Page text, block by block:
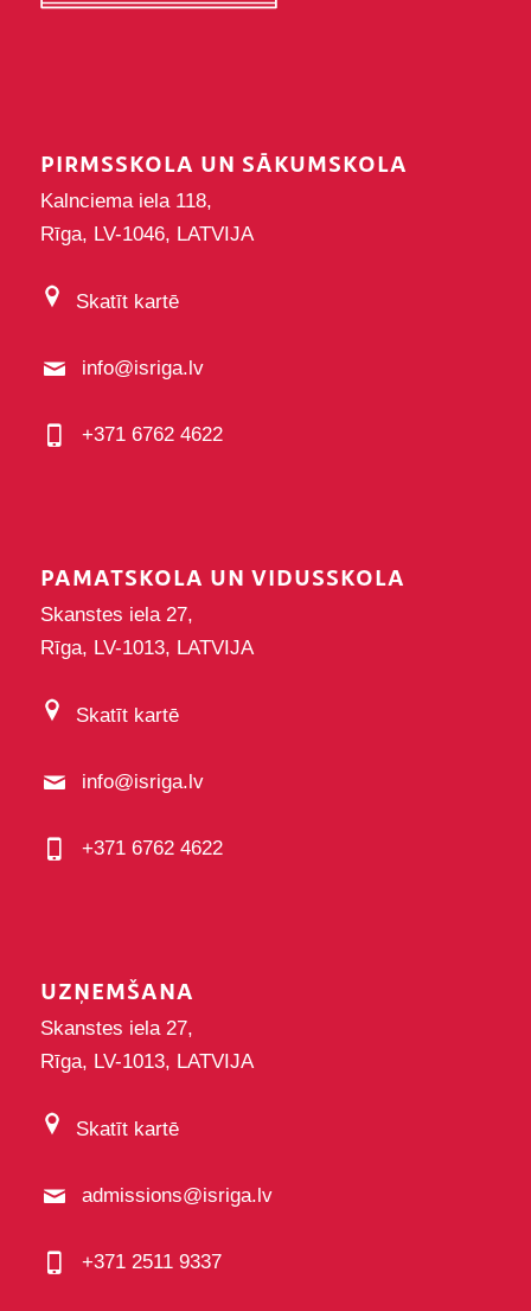
PIRMSSKOLA UN SĀKUMSKOLA
Kalnciema iela 118,
Rīga, LV-1046, LATVIJA
Skatīt kartē
info@isriga.lv
+371 6762 4622
PAMATSKOLA UN VIDUSSKOLA
Skanstes iela 27,
Rīga, LV-1013, LATVIJA
Skatīt kartē
info@isriga.lv
+371 6762 4622
UZŅEMŠANA
Skanstes iela 27,
Rīga, LV-1013, LATVIJA
Skatīt kartē
admissions@isriga.lv
+371 2511 9337